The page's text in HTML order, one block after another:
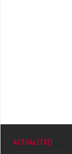
ACTUALITĂȚI